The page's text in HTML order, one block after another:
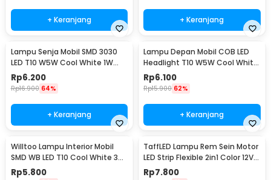
+ Keranjang + Keranjang
Lampu Senja Mobil SMD 3030
LED T10 W5W Cool White 1W
12/24V 2 PCS
Rp6.200
Rp16.900 64%
+ Keranjang
Lampu Depan Mobil COB LED
Headlight T10 W5W Cool White
1W 12V 2 PCS - T10-W5
Rp6.100
Rp15.900 62%
+ Keranjang
Willtoo Lampu Interior Mobil
SMD WB LED T10 Cool White 3W
12V - YSY-PL
Rp5.800
TaffLED Lampu Rem Sein Motor
LED Strip Flexible 2in1 Color 12V
20cm
Rp7.800